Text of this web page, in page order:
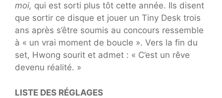
moi, qui est sorti plus tôt cette année. Ils disent
que sortir ce disque et jouer un Tiny Desk trois
ans après s’être soumis au concours ressemble
à « un vrai moment de boucle ». Vers la fin du
set, Hwong sourit et admet : « C’est un rêve
devenu réalité. »
LISTE DES RÉGLAGES